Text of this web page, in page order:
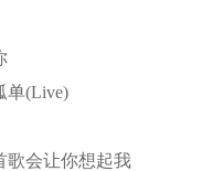
单(Live)
歌会让你想起我